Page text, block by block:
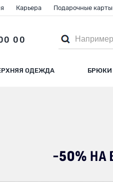
ОДЕЖДА БРЮКИ
00
Карьера Подарочные карты